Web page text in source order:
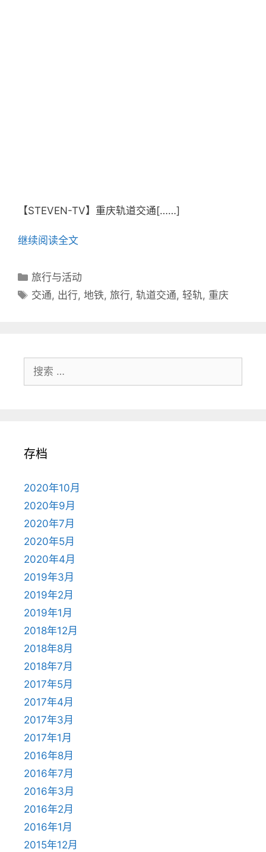
【STEVEN-TV】重庆轨道交通[……]
继续阅读全文
分
类
旅行与活动
标
交通, 出行,地铁, 旅行,轨道交通,轻轨, 重庆
索：
存档
2020年10月
2020年9月
2020年7月
2020年5月
2020年4月
2019年3月
2019年2月
2019年1月
2018年12月
2018年8月
2018年7月
2017年5月
2017年4月
2017年3月
2017年1月
2016年8月
2016年7月
2016年3月
2016年2月
2016年1月
2015年12月